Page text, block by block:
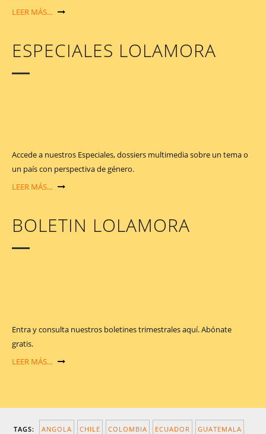
LEER MÁS...
ESPECIALES LOLAMORA
Accede a nuestros Especiales, dossiers multimedia sobre un tema o
un país con perspectiva de género.
LEER MÁS...
BOLETIN LOLAMORA
Entra y consulta nuestros boletines trimestrales aquí. Abónate
gratis.
LEER MÁS...
TAGS: ANGOLA CHILE COLOMBIA ECUADOR GUATEMALA